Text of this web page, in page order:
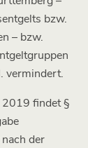
bzw.
– bzw.
vermindert.
2019 findet §
der